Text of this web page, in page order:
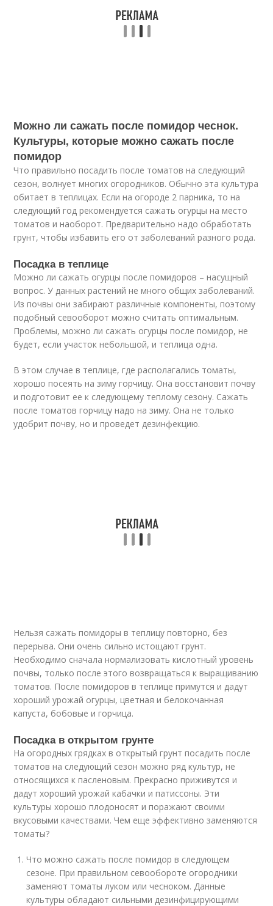
Можно ли сажать после помидор чеснок.
Культуры, которые можно сажать после
помидор
Что правильно посадить после томатов на следующий
сезон, волнует многих огородников. Обычно эта культура
обитает в теплицах. Если на огороде 2 парника, то на
следующий год рекомендуется сажать огурцы на место
томатов и наоборот. Предварительно надо обработать
грунт, чтобы избавить его от заболеваний разного рода.
Посадка в теплице
Можно ли сажать огурцы после помидоров – насущный
вопрос. У данных растений не много общих заболеваний.
Из почвы они забирают различные компоненты, поэтому
подобный севооборот можно считать оптимальным.
Проблемы, можно ли сажать огурцы после помидор, не
будет, если участок небольшой, и теплица одна.
В этом случае в теплице, где располагались томаты,
хорошо посеять на зиму горчицу. Она восстановит почву
и подготовит ее к следующему теплому сезону. Сажать
после томатов горчицу надо на зиму. Она не только
удобрит почву, но и проведет дезинфекцию.
Нельзя сажать помидоры в теплицу повторно, без
перерыва. Они очень сильно истощают грунт.
Необходимо сначала нормализовать кислотный уровень
почвы, только после этого возвращаться к выращиванию
томатов. После помидоров в теплице примутся и дадут
хороший урожай огурцы, цветная и белокочанная
капуста, бобовые и горчица.
Посадка в открытом грунте
На огородных грядках в открытый грунт посадить после
томатов на следующий сезон можно ряд культур, не
относящихся к пасленовым. Прекрасно приживутся и
дадут хороший урожай кабачки и патиссоны. Эти
культуры хорошо плодоносят и поражают своими
вкусовыми качествами. Чем еще эффективно заменяются
томаты?
Что можно сажать после помидор в следующем
сезоне. При правильном севообороте огородники
заменяют томаты луком или чесноком. Данные
культуры обладают сильными дезинфицирующими